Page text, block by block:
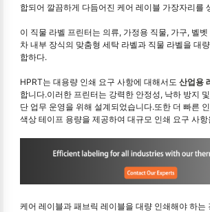
합되어 깔끔하게 다듬어진 케어 레이블 가장자리를
이 직물 라벨 프린터는 의류, 가정용 직물, 가구, 벨
차 내부 장식의 맞춤형 세탁 라벨과 직물 라벨을 대
합하다.
HPRT는 대용량 인쇄 요구 사항에 대해서도 산업용
합니다.이러한 프린터는 강력한 안정성, 낙하 방지
단 업무 운영을 위해 설계되었습니다.또한 더 빠른
색상 테이프 용량을 제공하여 대규모 인쇄 요구 사
케어 레이블과 패브릭 레이블을 대량 인쇄해야 하는